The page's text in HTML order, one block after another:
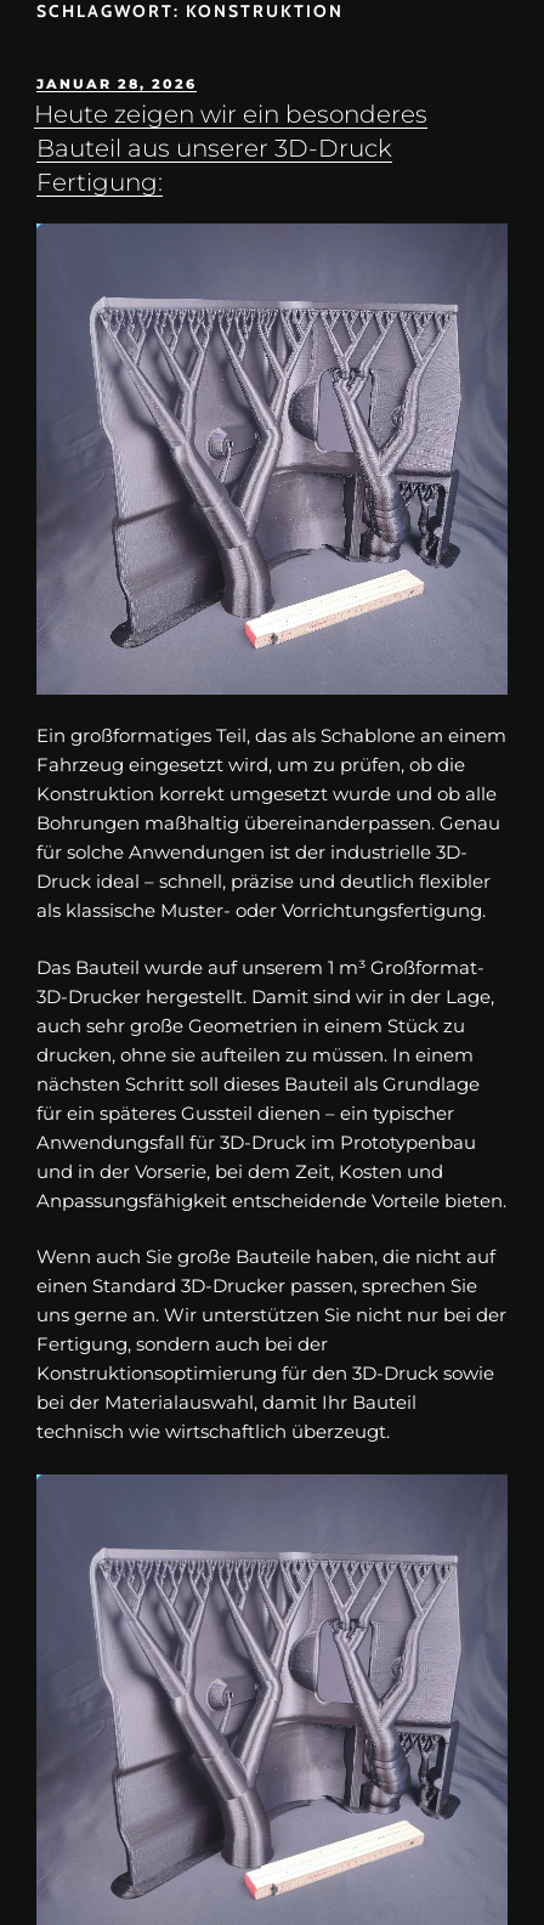
SCHLAGWORT: KONSTRUKTION
JANUAR 28, 2026
Heute zeigen wir ein besonderes
Bauteil aus unserer 3D-Druck
Fertigung:
Ein großformatiges Teil, das als Schablone an einem
Fahrzeug eingesetzt wird, um zu prüfen, ob die
Konstruktion korrekt umgesetzt wurde und ob alle
Bohrungen maßhaltig übereinanderpassen. Genau
für solche Anwendungen ist der industrielle 3D-
Druck ideal – schnell, präzise und deutlich flexibler
als klassische Muster- oder Vorrichtungsfertigung.
Das Bauteil wurde auf unserem 1 m³ Großformat-
3D-Drucker hergestellt. Damit sind wir in der Lage,
auch sehr große Geometrien in einem Stück zu
drucken, ohne sie aufteilen zu müssen. In einem
nächsten Schritt soll dieses Bauteil als Grundlage
für ein späteres Gussteil dienen – ein typischer
Anwendungsfall für 3D-Druck im Prototypenbau
und in der Vorserie, bei dem Zeit, Kosten und
Anpassungsfähigkeit entscheidende Vorteile bieten.
Wenn auch Sie große Bauteile haben, die nicht auf
einen Standard 3D-Drucker passen, sprechen Sie
uns gerne an. Wir unterstützen Sie nicht nur bei der
Fertigung, sondern auch bei der
Konstruktionsoptimierung für den 3D-Druck sowie
bei der Materialauswahl, damit Ihr Bauteil
technisch wie wirtschaftlich überzeugt.